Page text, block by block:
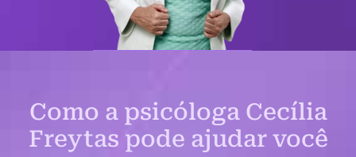
Como a psicóloga Cecília
Freytas pode ajudar você